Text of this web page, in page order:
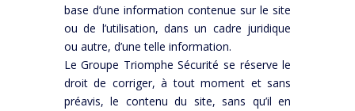
base d’une information contenue sur le site
ou de l’utilisation, dans un cadre juridique
ou autre, d’une telle information.
Le Groupe Triomphe Sécurité se réserve le
droit de corriger, à tout moment et sans
préavis, le contenu du site, sans qu’il en